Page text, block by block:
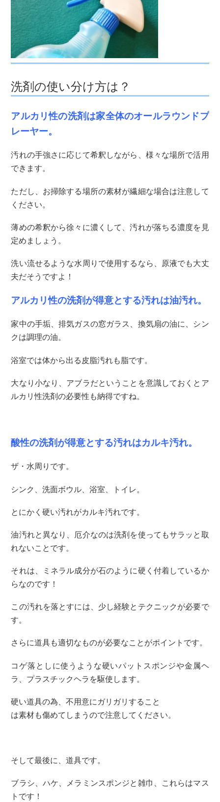
洗剤の使い分け方は？
アルカリ性の洗剤は家全体のオールラウンドプ
レーヤー。
汚れの手強さに応じて希釈しながら、様々な場所で活用
できます。
ただし、お掃除する場所の素材が繊細な場合は注意して
ください。
薄めの希釈から徐々に濃くして、汚れが落ちる濃度を見
定めましょう。
洗い流せるような水周りで使用するなら、原液でも大丈
夫だそうですよ！
アルカリ性の洗剤が得意とする汚れは油汚れ。
家中の手垢、排気ガスの窓ガラス、換気扇の油に、シン
クは調理の油。
浴室では体から出る皮脂汚れも脂です。
大なり小なり、アブラだということを意識しておくとア
ルカリ性洗剤の必要性も納得ですね。
酸性の洗剤が得意とする汚れはカルキ汚れ。
ザ・水周りです。
シンク、洗面ボウル、浴室、トイレ。
とにかく硬い汚れがカルキ汚れです。
油汚れと異なり、厄介なのは洗剤を使ってもサラッと取
れないことです。
それは、ミネラル成分が石のように硬く付着しているか
らなのです！
この汚れを落とすには、少し経験とテクニックが必要で
す。
さらに道具も適切なものが必要なことがポイントです。
コゲ落としに使うような硬いパットスポンジや金属ヘ
ラ、プラスチックヘラを駆使します。
硬い道具の為、不用意にガリガリすること
は素材も傷めてしまうので注意してください。
そして最後に、道具です。
ブラシ、ハケ、メラミンスポンジと雑巾、これらはマス
トです！